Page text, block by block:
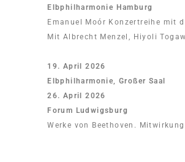
Elbphilharmonie Hamburg
Emanuel Moór Konzertreihe mit
Mit Albrecht Menzel, Hiyoli
19. April 2026
Elbphilharmonie, Großer Saal
26. April 2026
Forum Ludwigsburg
Werke von Beethoven.